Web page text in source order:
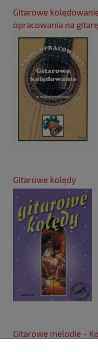
Gitarowe
opracowania na gitarę
Gitarowe kolędy
Gitarowe melodie -